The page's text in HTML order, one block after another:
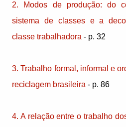
2. Modos de produção: do
sistema de classes e a
classe trabalhadora - p. 32
3. Trabalho formal, informal e
reciclagem brasileira - p. 86
4. A relação entre o trabalho